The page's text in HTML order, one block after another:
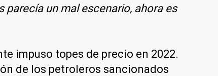
parecía un mal escenario, ahora es
impuso topes de precio en 2022.
de los petroleros sancionados